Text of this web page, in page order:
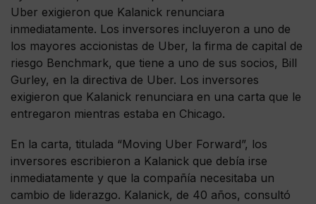
Uber exigieron que Kalanick renunciara
inmediatamente. Los inversores incluyeron a uno de
los mayores accionistas de Uber, la firma de capital de
riesgo Benchmark, que tiene a uno de sus socios, Bill
Gurley, en la directiva de Uber. Los inversores
exigieron que Kalanick renunciara en una carta que le
entregaron mientras estaba en Chicago.
En la carta, titulada “Moving Uber Forward”, los
inversores escribieron a Kalanick que debía irse
inmediatamente y que la compañía necesitaba un
cambio de liderazgo. Kalanick, de 40 años, consultó